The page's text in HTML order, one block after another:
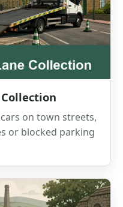
on town streets,
or blocked parking